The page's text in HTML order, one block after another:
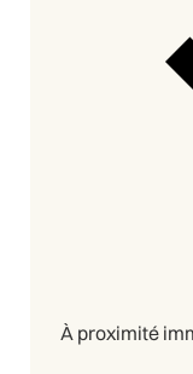
À proximité